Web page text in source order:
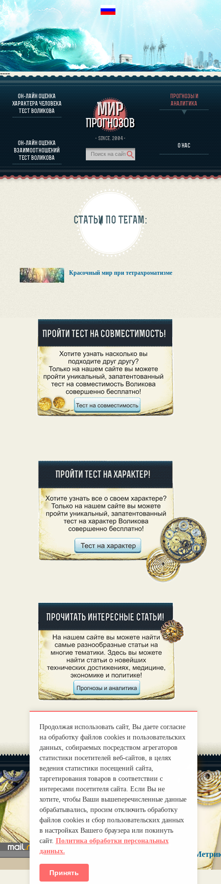
----
ОН-ЛАЙН ОЦЕНКА
ХАРАКТЕРА ЧЕЛОВЕКА
ТЕСТ ВОЛИКОВА
ОН-ЛАЙН ОЦЕНКА
ВЗАИМООТНОШЕНИЙ
ТЕСТ ВОЛИКОВА
· SINCE. 2004 ·
ПРОГНОЗЫ И
АНАЛИТИКА
О НАС
О ПРОГРАММЕ
ОЦЕНКА ХАРАКТЕРA ЧЕЛОВЕКА
ОЦЕНКА ХАРАКТЕРА ВЫДАЮЩИХСЯ ЛИЧНОСТЕЙ
О ПРОГРАММЕ
ПРОГНОЗЫ И АНАЛИТИКА
СТАТЬИ ПО ТЕГАМ:
Красочный мир при тетрахроматизме
О нас
Правила
mirprognoz@mail.ru
Продолжая использовать сайт, Вы даете согласие
на обработку файлов cookies и пользовательских
данных, собираемых посредством агрегаторов
статистики посетителей веб-сайтов, в целях
ведения статистики посещений сайта,
таргетирования товаров в соответствии с
интересами посетителя сайта. Если Вы не
хотите, чтобы Ваши вышеперечисленные данные
обрабатывались, просим отключить обработку
файлов cookies и сбор пользовательских данных
в настройках Вашего браузера или покинуть
сайт. Политика обработки персональных
данных.
Принять